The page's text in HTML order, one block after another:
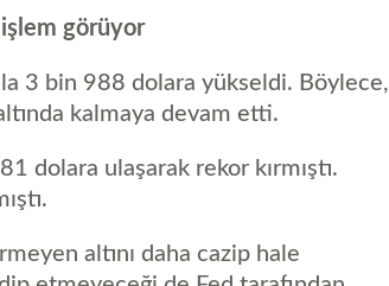
işlem görüyor
3 bin 988 dolara yükseldi. Böylece,
kalmaya devam etti.
dolara ulaşarak rekor kırmıştı.
altını daha cazip hale